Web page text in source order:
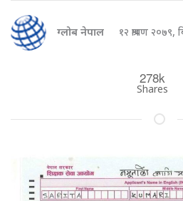
ग्लोब नेपाल १२ श्रावण २०७९,
278k
Shares